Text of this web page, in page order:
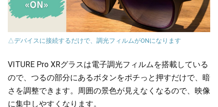
△デバイスに接続するだけで、調光フィルムがONになります
VITURE Pro XRグラスは電子調光フィルムを搭載している
ので、つるの部分にあるボタンをポチっと押すだけで、暗
さを調整できます。周囲の景色が見えなくなるので、映像
に集中しやすくなります。